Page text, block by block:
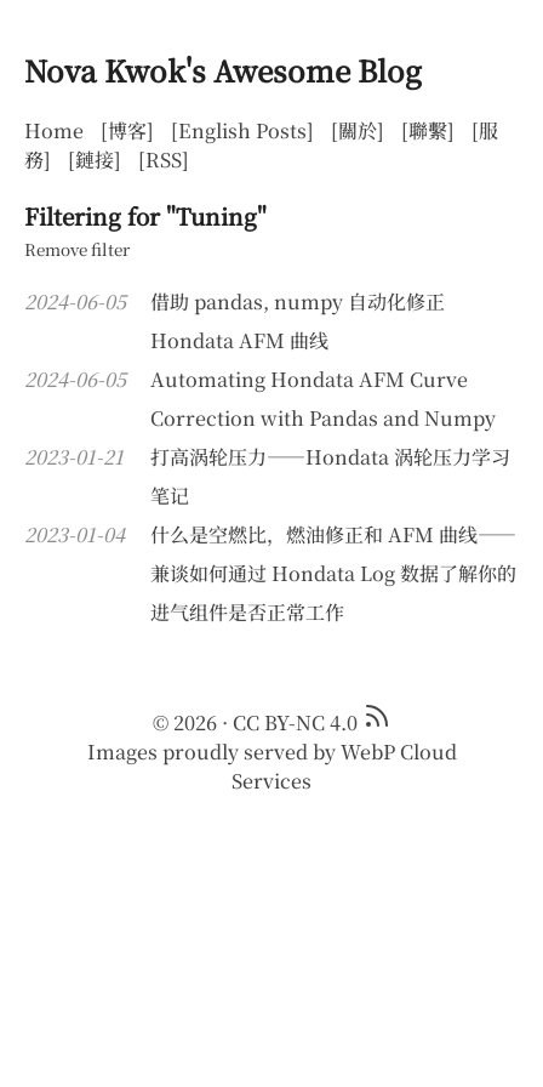
Nova Kwok's Awesome Blog
Home [博客] [English Posts] [關於] [聯繫]
[服
務]
[鏈接] [RSS]
Filtering for "Tuning"
Remove filter
2024-06-05
借助 pandas, numpy 自动化修正
Hondata AFM 曲线
2024-06-05
Automating Hondata AFM Curve
Correction with Pandas and Numpy
2023-01-21
打高涡轮压力——Hondata 涡轮压力学习
笔记
2023-01-04
什么是空燃比，燃油修正和 AFM 曲线——
兼谈如何通过 Hondata Log 数据了解你的
进气组件是否正常工作
© 2026 · CC BY-NC 4.0
Images proudly served byWebP Cloud
Services